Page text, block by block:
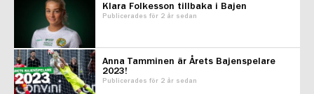
Klara Folkesson tillbaka i Bajen
Publicerades för 2 år sedan
Anna Tamminen är Årets Bajenspelare
2023!
Publicerades för 2 år sedan